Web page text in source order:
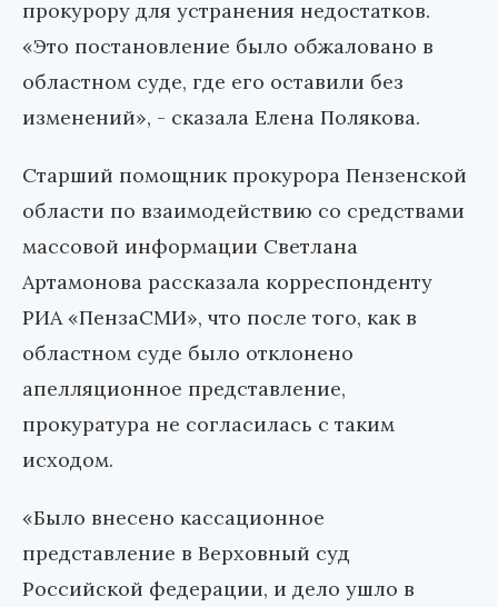
прокурору для устранения недостатков.
«Это постановление было обжаловано в
областном суде, где его оставили без
изменений», - сказала Елена Полякова.
Старший помощник прокурора Пензенской
области по взаимодействию со средствами
массовой информации Светлана
Артамонова рассказала корреспонденту
РИА «ПензаСМИ», что после того, как в
областном суде было отклонено
апелляционное представление,
прокуратура не согласилась с таким
исходом.
«Было внесено кассационное
представление в Верховный суд
Российской федерации, и дело ушло в